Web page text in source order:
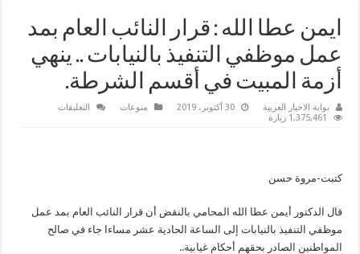
ايمن عطا الله : قرار النائب العام بمد
عمل موظفي التنفيذ بالنيابات .. ينهي
أزمة المبيت في أقسم الشرطة.
بوابة الاخبار العربية 30 أكتوبر، 2019 منوعات التعليقات
موظفي
بالنيابات
1,375,461 زيارة
كتبت-مروة حسن
قال الدكتور أيمن عطا الله المحامي بالنقض أن قرار النائب العام بمد عمل
موظفي التنفيذ بالنيابات إلى الساعة الحادية عشر مساءا جاء في صالح
المواطنين الصادر بحقهم أحكام غيابية..